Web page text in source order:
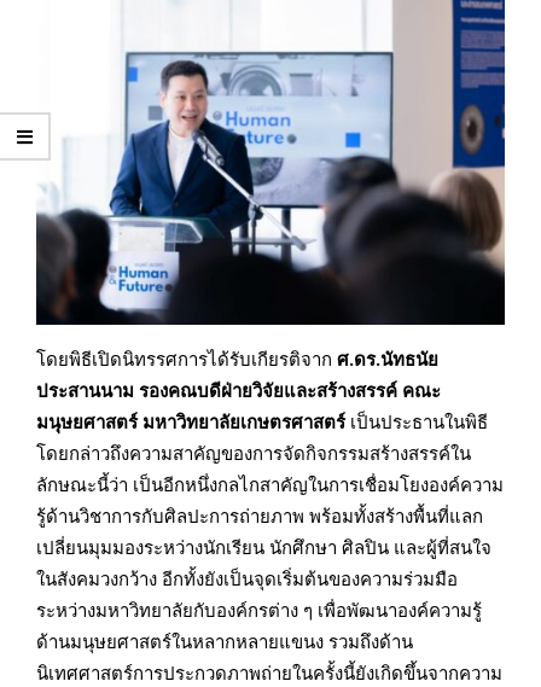
โดยพิธีเปิดนิทรรศการได้รับเกียรติจาก ศ.ดร.นัทธนัย
ประสานนาม รองคณบดีฝ่ายวิจัยและสร้างสรรค์ คณะ
มนุษยศาสตร์ มหาวิทยาลัยเกษตรศาสตร์เป็นประธานในพิธี
โดยกล่าวถึงความสาคัญของการจัดกิจกรรมสร้างสรรค์ใน
ลักษณะนี้ว่า เป็นอีกหนึ่งกลไกสาคัญในการเชื่อมโยงองค์ความ
รู้ด้านวิชาการกับศิลปะการถ่ายภาพ พร้อมทั้งสร้างพื้นที่แลก
เปลี่ยนมุมมองระหว่างนักเรียน นักศึกษา ศิลปิน และผู้ที่สนใจ
ในสังคมวงกว้าง อีกทั้งยังเป็นจุดเริ่มต้นของความร่วมมือ
ระหว่างมหาวิทยาลัยกับองค์กรต่าง ๆ เพื่อพัฒนาองค์ความรู้
ด้านมนุษยศาสตร์ในหลากหลายแขนง รวมถึงด้าน
นิเทศศาสตร์การประกวดภาพถ่ายในครั้งนี้ยังเกิดขึ้นจากความ